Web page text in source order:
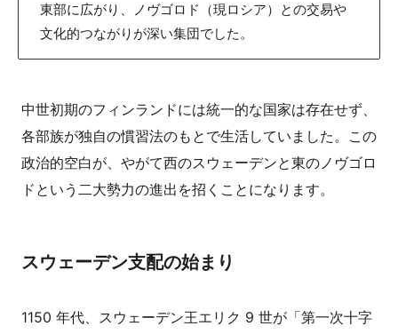
東部に広がり、ノヴゴロド（現ロシア）との交易や
文化的つながりが深い集団でした。
中世初期のフィンランドには統一的な国家は存在せず、
各部族が独自の慣習法のもとで生活していました。この
政治的空白が、やがて西のスウェーデンと東のノヴゴロ
ドという二大勢力の進出を招くことになります。
スウェーデン支配の始まり
1150 年代、スウェーデン王エリク 9 世が「第一次十字